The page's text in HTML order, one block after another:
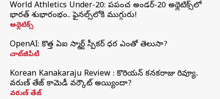
World Athletics Under-20: ప్రపంచ అండర్-20 అథ్లెటిక్స్‌లో
భారత్‌ శుభారంభం.. ఫైనల్స్‌లోకి ముగ్గురు!
అథ్లెటిక్స్
OpenAI: కొత్త ఏఐ స్మార్ట్ స్పీకర్ ధర ఎంతో తెలుసా?
చాట్‌జీపీటీ
Korean Kanakaraju Review : కొరియన్ కనకరాజు రివ్యూ..
వరుణ్ తేజ్ కామెడీ వర్కౌట్ అయ్యిందా?
వరుణ్ తేజ్